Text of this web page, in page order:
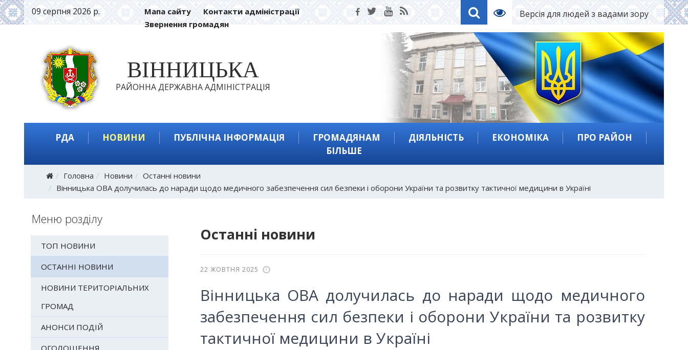
09 серпня 2026 р. Мапа сайту
Контакти адміністрації
Звернення громадян
Версія для людей з вадами зору
ВІННИЦЬКА
РАЙОННА ДЕРЖАВНА АДМІНІСТРАЦІЯ
РДА НОВИНИ ПУБЛІЧНА ІНФОРМАЦІЯ ГРОМАДЯНАМ ДІЯЛЬНІСТЬ ЕКОНОМІКА
ПРО РАЙОН
БІЛЬШЕ
Головна Новини
Останні новини
Вінницька ОВА долучилась до наради щодо медичного забезпечення сил безпеки і оборони України та розвитку тактичної медицини в Україні
Меню розділу
ТОП НОВИНИ
ОСТАННІ НОВИНИ
НОВИНИ ТЕРИТОРІАЛЬНИХ
ГРОМАД
АНОНСИ ПОДІЙ
Останні новини
22 ЖОВТНЯ 2025
Вінницька ОВА долучилась до наради щодо медичного
забезпечення сил безпеки і оборони України та розвитку
тактичної медицини в Україні